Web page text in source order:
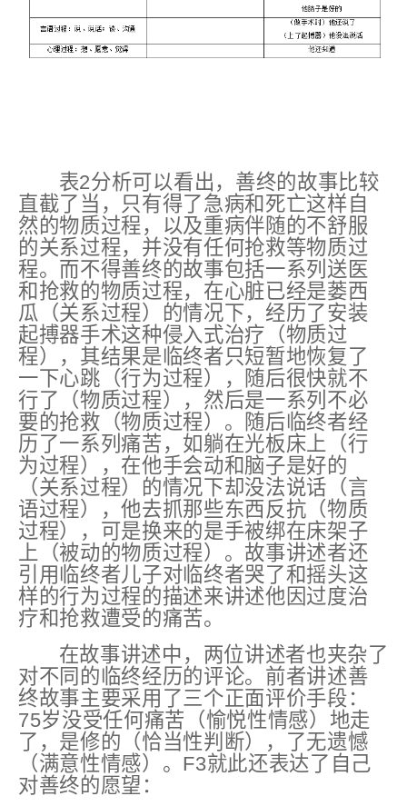
表2分析可以看出，善终的故事比较
直截了当，只有得了急病和死亡这样自
然的物质过程，以及重病伴随的不舒服
的关系过程，并没有任何抢救等物质过
程。而不得善终的故事包括一系列送医
和抢救的物质过程，在心脏已经是蒌西
瓜（关系过程）的情况下，经历了安装
起搏器手术这种侵入式治疗（物质过
程），其结果是临终者只短暂地恢复了
一下心跳（行为过程），随后很快就不
行了（物质过程），然后是一系列不必
要的抢救（物质过程）。随后临终者经
历了一系列痛苦，如躺在光板床上（行
为过程），在他手会动和脑子是好的
（关系过程）的情况下却没法说话（言
语过程），他去抓那些东西反抗（物质
过程），可是换来的是手被绑在床架子
上（被动的物质过程）。故事讲述者还
引用临终者儿子对临终者哭了和摇头这
样的行为过程的描述来讲述他因过度治
疗和抢救遭受的痛苦。
在故事讲述中，两位讲述者也夹杂了
对不同的临终经历的评论。前者讲述善
终故事主要采用了三个正面评价手段：
75岁没受任何痛苦（愉悦性情感）地走
了，是修的（恰当性判断），了无遗憾
（满意性情感）。F3就此还表达了自己
对善终的愿望：